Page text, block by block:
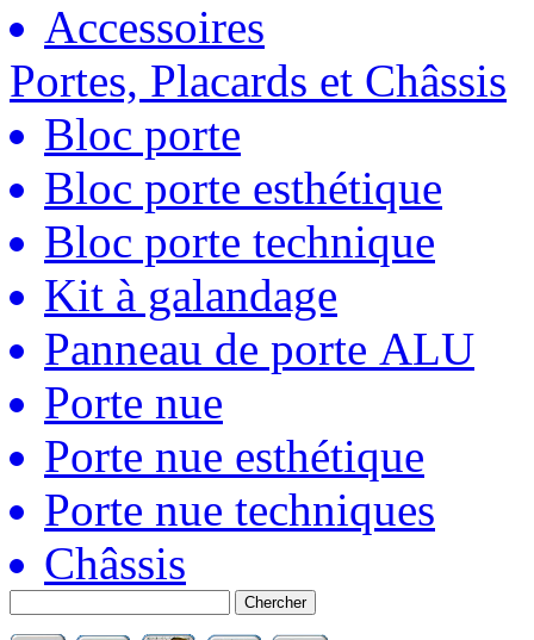
Accessoires
Portes, Placards et Châssis
Bloc porte
Bloc porte esthétique
Bloc porte technique
Kit à galandage
Panneau de porte ALU
Porte nue
Porte nue esthétique
Porte nue techniques
Châssis
Chercher